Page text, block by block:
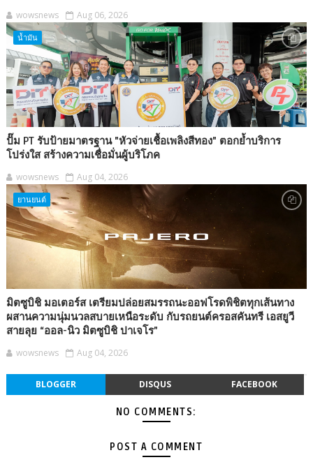
wowsnews Aug 06, 2026
น้ำมัน
ปั๊ม PT รับป้ายมาตรฐาน "หัวจ่ายเชื้อเพลิงสีทอง" ตอกย้ำบริการ
โปร่งใส สร้างความเชื่อมั่นผู้บริโภค
wowsnews Aug 04, 2026
ยานยนต์
มิตซูบิชิ มอเตอร์ส เตรียมปล่อยสมรรถนะออฟโรดพิชิตทุกเส้นทาง
ผสานความนุ่มนวลสบายเหนือระดับ กับรถยนต์ครอสคันทรี เอสยูวี
สายลุย “ออล-นิว มิตซูบิชิ ปาเจโร”
wowsnews Aug 04, 2026
BLOGGER DISQUS FACEBOOK
NO COMMENTS:
POST A COMMENT